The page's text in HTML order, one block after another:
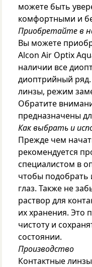
можете быть
комфортными и
Приобретайте в
Вы можете
Alcon Air Optix
наличии все
диоптрийный
линзы, режим
Обратите
предназначены
Как выбрать и
Прежде чем
рекомендуется
специалистом в
чтобы подобрать
глаз. Также не
раствор для
их хранения. Это
чистоту и
состоянии.
Производство
Контактные